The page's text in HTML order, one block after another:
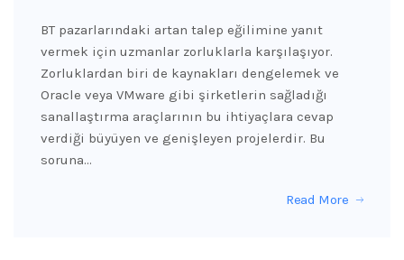
BT pazarlarındaki artan talep eğilimine yanıt
vermek için uzmanlar zorluklarla karşılaşıyor.
Zorluklardan biri de kaynakları dengelemek ve
Oracle veya VMware gibi şirketlerin sağladığı
sanallaştırma araçlarının bu ihtiyaçlara cevap
verdiği büyüyen ve genişleyen projelerdir. Bu
soruna…
Read More